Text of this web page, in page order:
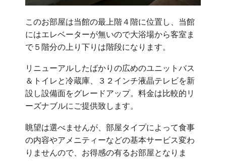
このお部屋は当館の最上階４階に位置し、当館
にはエレベーターが無いので大浴場から客室ま
で５階分の上り下りは階段になります。
リニューアルしたばかりの広めのユニットバス
＆トイレと冷蔵庫、３２インチ液晶テレビを新
設し設備面をグレードアップ。料金は比較的リ
ーズナブルにご提供致します。
眺望は選べませんが、部屋タイプによって食事
の内容やアメニティーなどの基本サービス変わ
りませんので、お得感の有るお部屋となりま